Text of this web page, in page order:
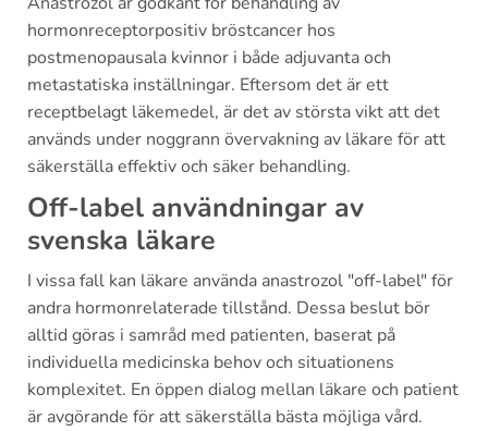
hormonreceptorpositiv bröstcancer hos
postmenopausala kvinnor i både adjuvanta och
metastatiska inställningar. Eftersom det är ett
receptbelagt läkemedel, är det av största vikt att det
används under noggrann övervakning av läkare för att
säkerställa effektiv och säker behandling.
Off-label användningar av
svenska läkare
I vissa fall kan läkare använda anastrozol "off-label" för
andra hormonrelaterade tillstånd. Dessa beslut bör
alltid göras i samråd med patienten, baserat på
individuella medicinska behov och situationens
komplexitet. En öppen dialog mellan läkare och patient
är avgörande för att säkerställa bästa möjliga vård.